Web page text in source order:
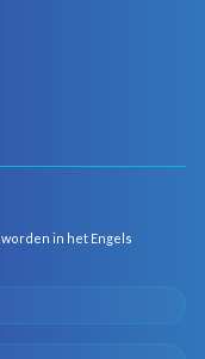
in het Engels